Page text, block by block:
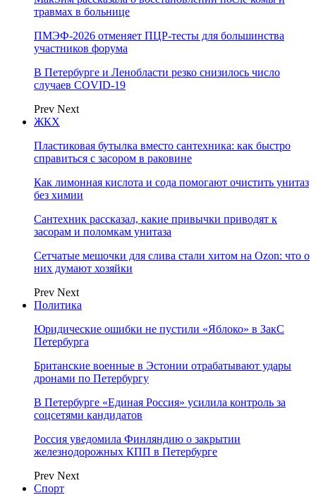
травмах в больнице
ПМЭФ-2026 отменяет ПЦР-тесты для большинства
участников форума
В Петербурге и Ленобласти резко снизилось число
случаев COVID-19
Prev Next
ЖКХ
Пластиковая бутылка вместо сантехника: как быстро
справиться с засором в раковине
Как лимонная кислота и сода помогают очистить унитаз
без химии
Сантехник рассказал, какие привычки приводят к
засорам и поломкам унитаза
Сетчатые мешочки для слива стали хитом на Ozon: что о
них думают хозяйки
Prev Next
Политика
Юридические ошибки не пустили «Яблоко» в ЗакС
Петербурга
Британские военные в Эстонии отрабатывают удары
дронами по Петербургу
В Петербурге «Единая Россия» усилила контроль за
соцсетями кандидатов
Россия уведомила Финляндию о закрытии
железнодорожных КПП в Петербурге
Prev Next
Спорт